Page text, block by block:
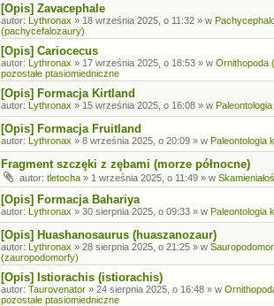
[Opis] Zavacephale
autor: Lythronax » 18 września 2025, o 11:32 » w
(pachycefalozaury)
[Opis] Cariocecus
autor: Lythronax » 17 września 2025, o 18:53 » w Ornithopoda
pozostałe ptasiomiedniczne
[Opis] Formacja Kirtland
autor: Lythronax » 15 września 2025, o 16:08 » w
[Opis] Formacja Fruitland
autor: Lythronax » 8 września 2025, o 20:09 » w Paleontologia
Fragment szczęki z zębami (morze północne)
autor: tletocha » 1 września 2025, o 11:49 » w
[Opis] Formacja Bahariya
autor: Lythronax » 30 sierpnia 2025, o 09:33 » w Paleontologia
[Opis] Huashanosaurus (huaszanozaur)
autor: Lythronax » 28 sierpnia 2025, o 21:25 » w
(zauropodomorfy)
[Opis] Istiorachis (istiorachis)
autor: Taurovenator » 24 sierpnia 2025, o 16:48 » w
pozostałe ptasiomiedniczne